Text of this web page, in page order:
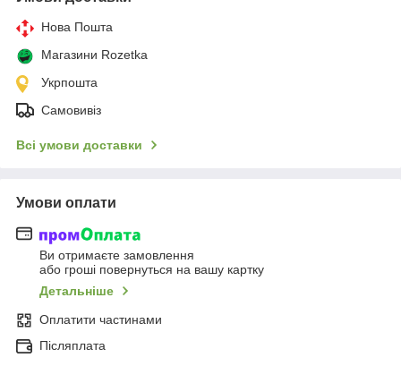
Нова Пошта
Магазини Rozetka
Укрпошта
Самовивіз
Всі умови доставки
Умови оплати
Ви отримаєте замовлення
або гроші повернуться на вашу картку
Детальніше
Оплатити частинами
Післяплата